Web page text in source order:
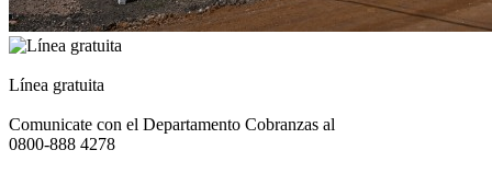
Línea gratuita
Comunicate con el Departamento Cobranzas al
0800-888 4278